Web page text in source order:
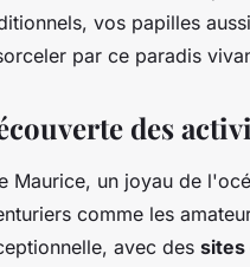
vos papilles
par ce paradis
des
Maurice, un joyau de
comme les
avec des sites